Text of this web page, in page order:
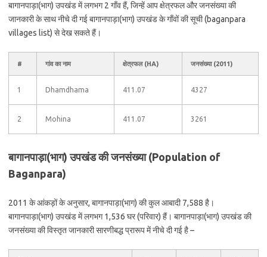
बागानपाड़ा(भाग) उपखंड में लगभग 2 गाँव हैं, जिन्हें आप क्षेत्रफल और जनसंख्या की
जानकारी के साथ नीचे दी गई बागानपाड़ा(भाग) उपखंड के गाँवों की सूची (baganpara
villages list) से देख सकते हैं।
# गांव का नाम क्षेत्रफल (HA) जनसंख्या (2011)
1 Dhamdhama 411.07 4327
2 Mohina 411.07 3261
बागानपाड़ा(भाग) उपखंड की जनसंख्या (Population of
Baganpara)
2011 के आंकड़ों के अनुसार, बागानपाड़ा(भाग) की कुल आबादी 7,588 है।
बागानपाड़ा(भाग) उपखंड में लगभग 1,536 घर (परिवार) हैं। बागानपाड़ा(भाग) उपखंड की
जनसंख्या की विस्तृत जानकारी सारणीबद्ध प्रारूप में नीचे दी गई है –